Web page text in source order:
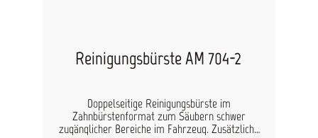
Reinigungsbürste AM 704-2
Doppelseitige Reinigungsbürste im
Zahnbürstenformat zum Säubern schwer
zugänglicher Bereiche im Fahrzeug. Zusätzliche